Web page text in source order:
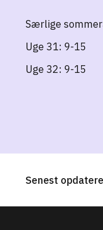
Særlige
Uge 31: 9-15
Uge 32: 9-15
Senest